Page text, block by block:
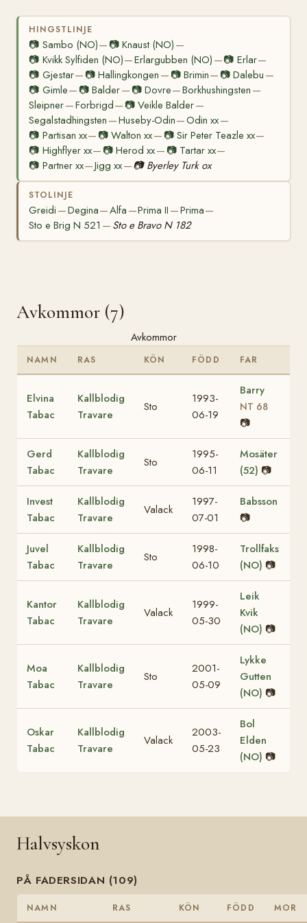
HINGSTLINJE
📷 Sambo (NO)— 📷Knaust (NO) —
📷 Kvikk Sylfiden (NO)—Erlargubben (NO) —📷 Erlar—
📷 Gjestar— 📷Hallingkongen — 📷 Brimin— 📷 Dalebu —
📷 Gimle— 📷Balder— 📷 Dovre—Borkhushingsten —
Sleipner—Forbrigd— 📷Veikle Balder—
Segalstadhingsten —Huseby-Odin—Odin xx—
📷 Partisan xx— 📷Walton xx— 📷 Sir Peter Teazle xx—
📷 Highflyer xx— 📷Herod xx— 📷 Tartar xx—
📷 Partner xx—Jigg xx—📷 Byerley Turk ox
STOLINJE
Greidi —Degina—Alfa —Prima II —Prima—
Sto e Brig N 521 — Sto e Bravo N 182
Avkommor (7)
Avkommor
NAMN RAS KÖN FÖDD FAR
Elvina
Tabac
Kallblodig
Travare
Sto
1993-
06-19
Barry
NT 68
📷
Gerd
Tabac
Kallblodig
Travare
Sto
1995-
06-11
Mosäter
(52) 📷
Invest
Tabac
Kallblodig
Travare
Valack
1997-
07-01
Babsson
📷
Juvel
Tabac
Kallblodig
Travare
Sto
1998-
06-10
Trollfaks
(NO) 📷
Kantor
Tabac
Kallblodig
Travare
Valack
1999-
05-30
Leik
Kvik
(NO) 📷
Moa
Tabac
Kallblodig
Travare
Sto
2001-
05-09
Lykke
Gutten
(NO) 📷
Oskar
Tabac
Kallblodig
Travare
Valack
2003-
05-23
Bol
Elden
(NO) 📷
Halvsyskon
PÅ FADERSIDAN (109)
NAMN RAS KÖN FÖDD MOR